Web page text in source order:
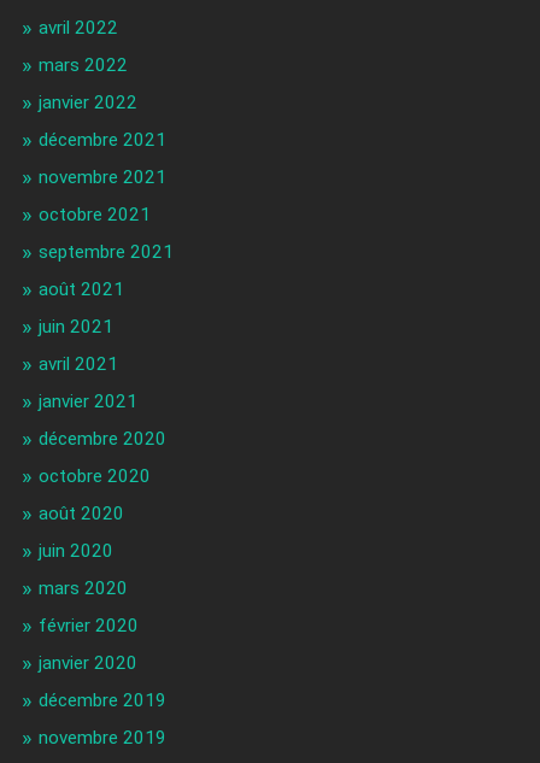
avril 2022
mars 2022
janvier 2022
décembre 2021
novembre 2021
octobre 2021
septembre 2021
août 2021
juin 2021
avril 2021
janvier 2021
décembre 2020
octobre 2020
août 2020
juin 2020
mars 2020
février 2020
janvier 2020
décembre 2019
novembre 2019